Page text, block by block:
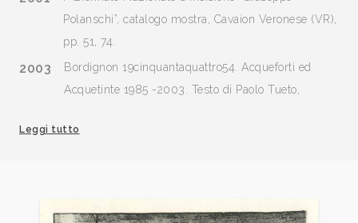
Polanschi”, catalogo mostra, Cavaion Veronese (VR),
pp. 51, 74.
2003
Bordignon 19cinquantaquattro54. Acqueforti ed
Acquetinte 1985 -2003. Testo di Paolo Tueto,
2005
Incisori Contemporanei a cura di Arianna Sartori:
Premio Acqui. VII Biennale Internazionale per
Leggi tutto